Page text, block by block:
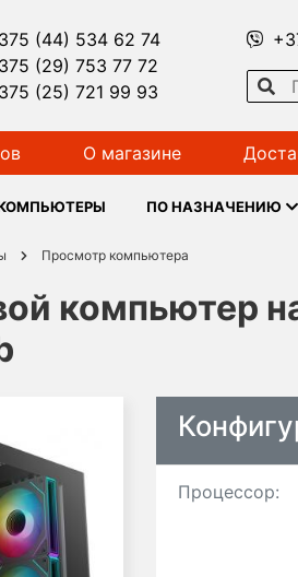
(44) 534 62 74
(29) 753 77 72
(25) 721 99 93
О магазине
ПО НАЗНАЧЕНИЮ
Просмотр компьютера
компьютер
Процессор: